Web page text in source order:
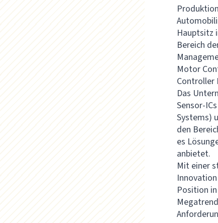
Hauptsitz
Bereich
Motor
Controller
Das
Sensor-
Systems)
den
es
anbietet.
Mit einer
Position